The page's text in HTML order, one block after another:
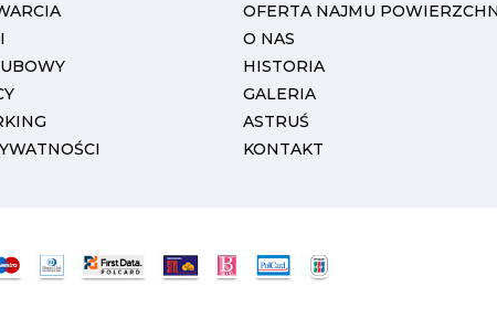
OFERTA NAJMU
O NAS
HISTORIA
GALERIA
ASTRUŚ
KONTAKT